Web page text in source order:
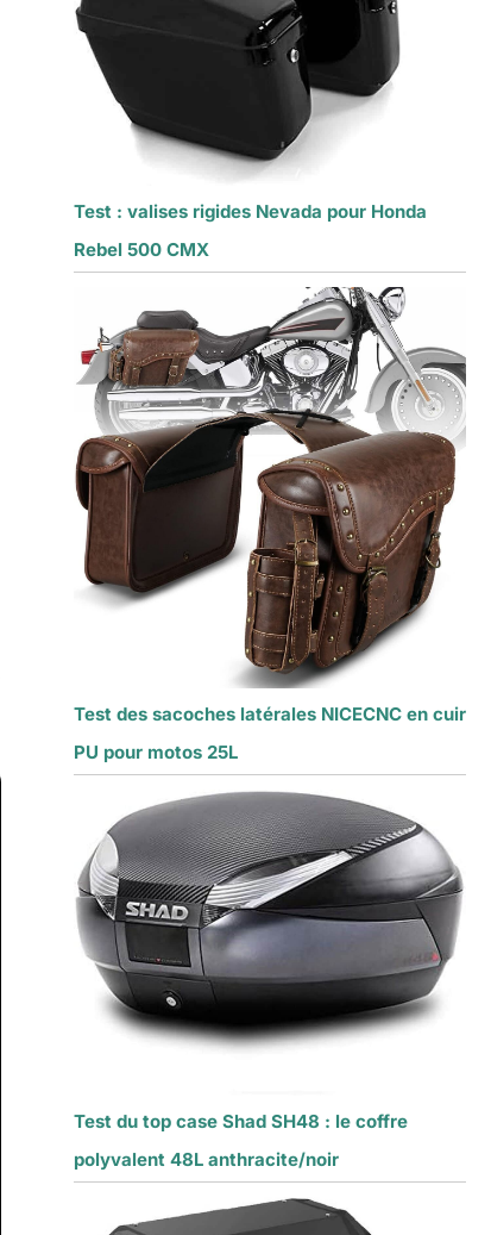
Test : valises rigides Nevada pour Honda
Rebel 500 CMX
Test des sacoches latérales NICECNC en cuir
PU pour motos 25L
Test du top case Shad SH48 : le coffre
polyvalent 48L anthracite/noir